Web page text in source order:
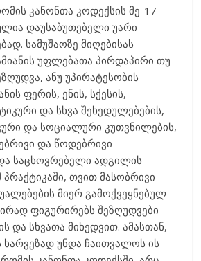
კანონთა კოდექსის მე-17
დაუსაბუთებელი უარი
სამუშაოზე მიღებისას
უფლებათა პირდაპირი თუ
ანუ უპირატესობის
ფერის, ენის, სქესის,
და სხვა შეხედულებების,
და სოციალური კუთვნილების,
და წოდებრივი
საცხოვრებელი ადგილის
პრაქტიკაში, თვით მასობრივი
მიერ გამოქვეყნებულ
ფიგურირებს შეზღუდვები
და სხვათა მიხედვით. ამასთან,
უნდა ჩაითვალოს ის